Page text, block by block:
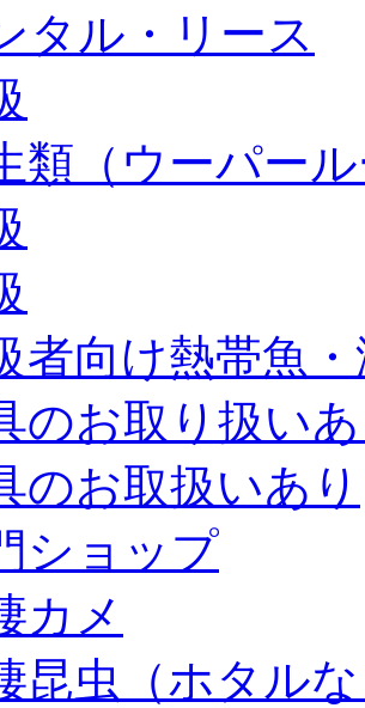
タル・リース
類（ウーパー
者向け熱帯魚
のお取り扱い
のお取扱いあり
ショップ
カメ
昆虫（ホタル